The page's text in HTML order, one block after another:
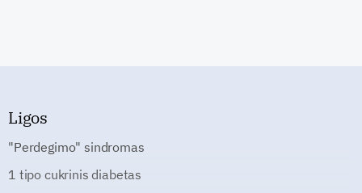
Ligos
"Perdegimo" sindromas
1 tipo cukrinis diabetas